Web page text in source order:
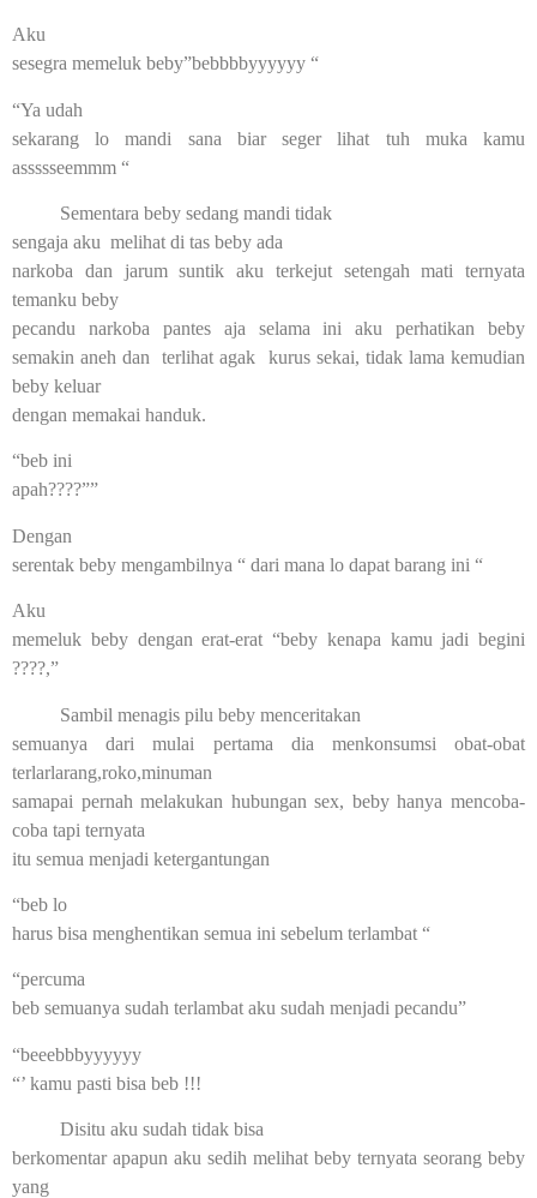
Aku
sesegra memeluk beby”bebbbbyyyyyy “
“Ya udah
sekarang lo mandi sana biar seger lihat tuh muka kamu
assssseemmm “
Sementara beby sedang mandi tidak
sengaja aku melihat di tas beby ada
narkoba dan jarum suntik aku terkejut setengah mati ternyata
temanku beby
pecandu narkoba pantes aja selama ini aku perhatikan beby
semakin aneh dan terlihat agak kurus sekai, tidak lama kemudian
beby keluar
dengan memakai handuk.
“beb ini
apah????””
Dengan
serentak beby mengambilnya “ dari mana lo dapat barang ini “
Aku
memeluk beby dengan erat-erat “beby kenapa kamu jadi begini
????,”
Sambil menagis pilu beby menceritakan
semuanya dari mulai pertama dia menkonsumsi obat-obat
terlarlarang,roko,minuman
samapai pernah melakukan hubungan sex, beby hanya mencoba-
coba tapi ternyata
itu semua menjadi ketergantungan
“beb lo
harus bisa menghentikan semua ini sebelum terlambat “
“percuma
beb semuanya sudah terlambat aku sudah menjadi pecandu”
“beeebbbyyyyyy
“’ kamu pasti bisa beb !!!
Disitu aku sudah tidak bisa
berkomentar apapun aku sedih melihat beby ternyata seorang beby
yang